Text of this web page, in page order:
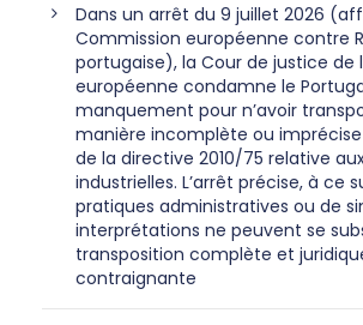
Dans un arrêt du 9 juillet 2026
Commission européenne contre
portugaise), la Cour de justice de
européenne condamne le
manquement pour n’avoir
manière incomplète ou imprécise
de la directive 2010/75 relative
industrielles. L’arrêt précise, à ce
pratiques administratives ou de
interprétations ne peuvent se
transposition complète et
contraignante